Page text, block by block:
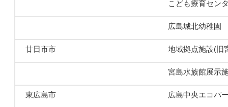
こども療育セン
広島城北幼稚園
廿日市市 地域拠点施設(旧
宮島水族館展示
東広島市 広島中央エコパ